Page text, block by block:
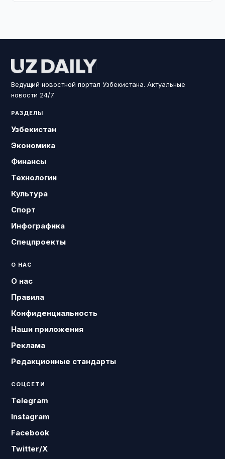
Ведущий новостной портал Узбекистана. Актуальные
новости 24/7.
РАЗДЕЛЫ
Узбекистан
Экономика
Финансы
Технологии
Культура
Спорт
Инфографика
Спецпроекты
О НАС
О нас
Правила
Конфиденциальность
Наши приложения
Реклама
Редакционные стандарты
СОЦСЕТИ
Telegram
Instagram
Facebook
Twitter/X